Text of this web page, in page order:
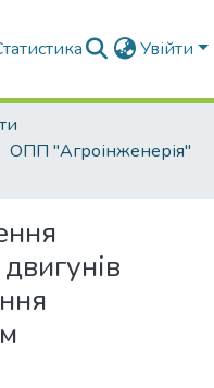
Увійти
ОПП "Агроінженерія"